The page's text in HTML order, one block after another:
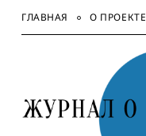
SkipГЛАВНАЯ О ПРОЕКТЕ